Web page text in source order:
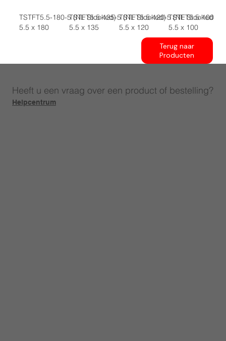
TSTFT5.5-180-5 (NL Stocked)
5.5 x 180
TSTFT5.5-135-5 (NL Stocked)
5.5 x 135
TSTFT5.5-120-5 (NL Stocked)
5.5 x 120
TSTFT5.5-100-5
5.5 x 100
Terug naar
Producten
Heeft u een vraag over een product of bestelling?
Helpcentrum